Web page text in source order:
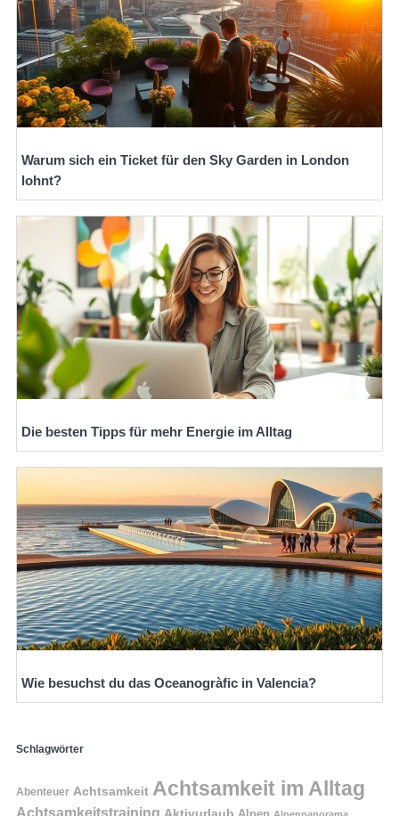
Warum sich ein Ticket für den Sky Garden in London
lohnt?
Die besten Tipps für mehr Energie im Alltag
Wie besuchst du das Oceanogràfic in Valencia?
Schlagwörter
Abenteuer Achtsamkeit Achtsamkeit im Alltag
Achtsamkeitstraining